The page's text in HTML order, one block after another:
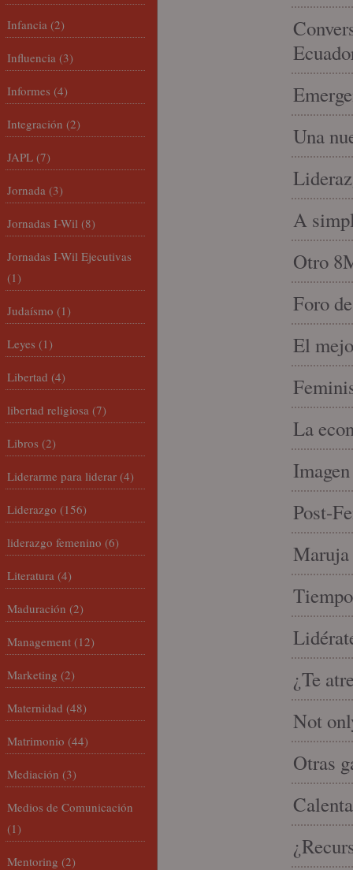
Una
A
Otro
Foro
El
La
Post-
Maruja
¿Te
Not
Otras
Infancia (2)
Influencia (3)
Informes (4)
Integración (2)
JAPL (7)
Jornada (3)
Jornadas I-Wil (8)
Jornadas I-Wil Ejecutivas
(1)
Judaísmo (1)
Leyes (1)
Libertad (4)
libertad religiosa (7)
Libros (2)
Liderarme para liderar (4)
Liderazgo (156)
liderazgo femenino (6)
Literatura (4)
Maduración (2)
Management (12)
Marketing (2)
Maternidad (48)
Matrimonio (44)
Mediación (3)
Medios de Comunicación
(1)
Mentoring (2)